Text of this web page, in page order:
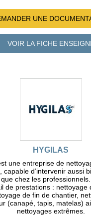
UNE
VOIR LA FICHE
HYGILAS
une entreprise de
capable d’intervenir aussi
chez les
de prestations : nettoyage
de fin de chantier,
(canapé, tapis, matelas)
nettoyages extrêmes.